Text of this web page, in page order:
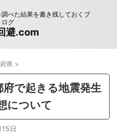
べた結果を書き残しておくブ
ログ
避.com
県 >
で起きる地震発生
について
日